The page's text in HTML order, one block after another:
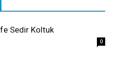
Sedir Koltuk
0